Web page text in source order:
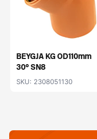
BEYGJA KG OD110mm
30° SN8
SKU: 2308051130